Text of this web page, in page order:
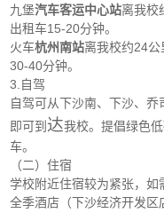
九堡汽车客运中心站离我校
出租车15-20分钟。
火车杭州南站离我校约24
30-40分钟。
3.自驾
自驾可从下沙南、下沙、
即可到 达我校。提倡绿色
车。
（二）住宿
学校附近住宿较为紧张，
全季酒店（下沙经济开发